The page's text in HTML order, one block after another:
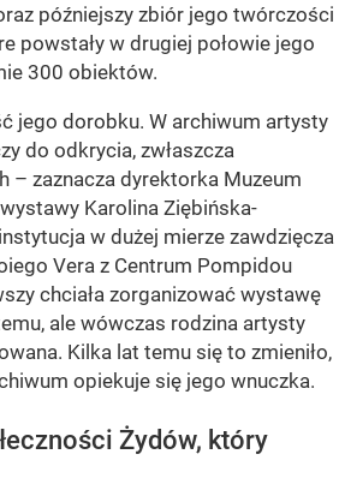
późniejszy zbiór jego twórczości
powstały w drugiej połowie jego
300 obiektów.
jego dorobku. W archiwum artysty
do odkrycia, zwłaszcza
– zaznacza dyrektorka Muzeum
Karolina Ziębińska-
w dużej mierze zawdzięcza
Vera z Centrum Pompidou
chciała zorganizować wystawę
ale wówczas rodzina artysty
Kilka lat temu się to zmieniło,
opiekuje się jego wnuczka.
Żydów, który